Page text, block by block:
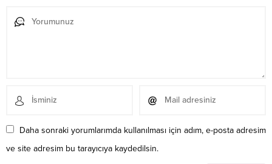
Daha sonraki yorumlarımda kullanılması için adım, e-posta adresim
ve site adresim bu tarayıcıya kaydedilsin.